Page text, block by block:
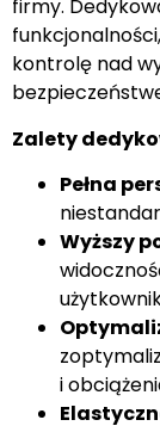
firmy.
kontrolę nad
Zalety
Pełna
Wyższy
i